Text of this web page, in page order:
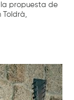
la propuesta de